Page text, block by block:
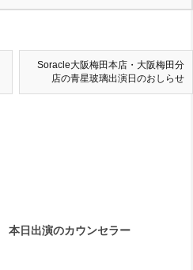
Soracle大阪梅田本店・大阪梅田分
店の青星玻璃出演日のおしらせ
本日出演のカウンセラー